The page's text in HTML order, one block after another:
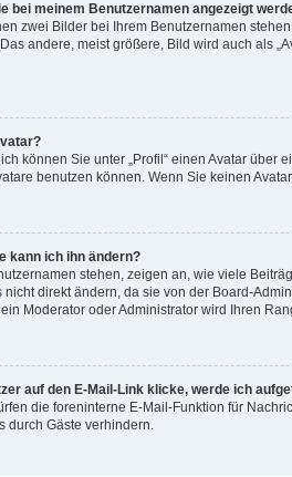
bei meinem Benutzernamen angezeigt
zwei Bilder bei Ihrem Benutzernamen
andere, meist größere, Bild wird auch als
können Sie unter „Profil“ einen Avatar
benutzen können. Wenn Sie keinen
kann ich ihn ändern?
stehen, zeigen an, wie viele
direkt ändern, da sie von der Board-
Moderator oder Administrator wird Ihren
auf den E-Mail-Link klicke, werde ich
die foreninterne E-Mail-Funktion für
durch Gäste verhindern.